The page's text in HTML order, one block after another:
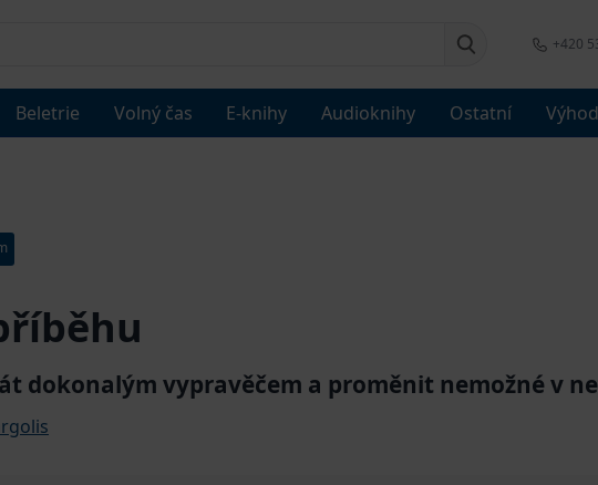
+420
Beletrie Volný čas E-knihy Audioknihy Ostatní
dokonalým vypravěčem a proměnit nemožné v